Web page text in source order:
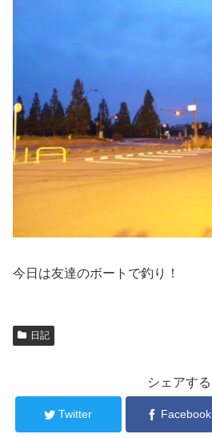
今日は友達のボートで釣り！
日記
シェアする
Twitter Facebook